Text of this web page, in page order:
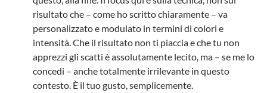
risultato che – come ho scritto chiaramente – va
personalizzato e modulato in termini di colori e
intensità. Che il risultato non ti piaccia e che tu non
apprezzi gli scatti è assolutamente lecito, ma – se me lo
concedi – anche totalmente irrilevante in questo
contesto. È il tuo gusto, semplicemente.